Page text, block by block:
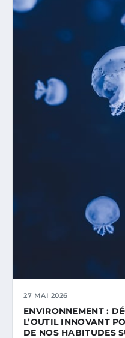
27 MAI 2026
ENVIRONNEMENT :
L’OUTIL INNOVANT
DE NOS HABITUDES